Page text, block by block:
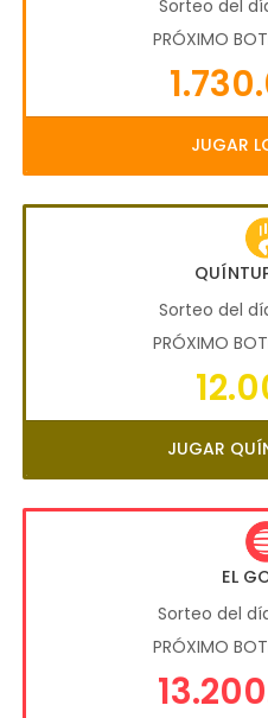
Sorteo del
PRÓXIMO
JUGAR
Sorteo del
PRÓXIMO
JUGAR
EL
Sorteo del
PRÓXIMO